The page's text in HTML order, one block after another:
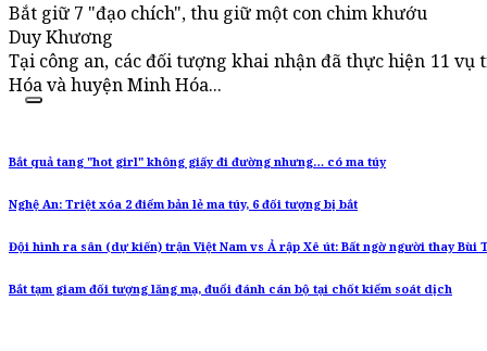
Bắt giữ 7 "đạo chích", thu giữ một con chim khướu
Duy Khương
Tại công an, các đối tượng khai nhận đã thực hiện 11
Hóa và huyện Minh Hóa...
Bắt quả tang "hot girl" không giấy đi đường nhưng… có ma túy
Nghệ An: Triệt xóa 2 điểm bản lẻ ma túy, 6 đối tượng bị bắt
Đội hình ra sân (dự kiến) trận Việt Nam vs Ả rập Xê út: Bất ngờ người thay Bùi
Bắt tạm giam đối tượng lăng mạ, đuổi đánh cán bộ tại chốt kiểm soát dịch